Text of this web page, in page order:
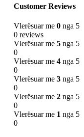
Customer Reviews
Vlerësuar me 0 nga 5
0 reviews
Vlerësuar me 5 nga 5
0
Vlerësuar me 4 nga 5
0
Vlerësuar me 3 nga 5
0
Vlerësuar me 2 nga 5
0
Vlerësuar me 1 nga 5
0